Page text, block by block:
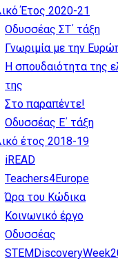
Έτος 2020-21
Οδυσσέας ΣΤ΄ τάξη
Γνωριμία με την
Η σπουδαιότητα της
της
Στο παραπέντε!
Οδυσσέας Ε΄ τάξη
έτος 2018-19
iREAD
Teachers4Europe
Ώρα του Κώδικα
Κοινωνικό έργο
Οδυσσέας